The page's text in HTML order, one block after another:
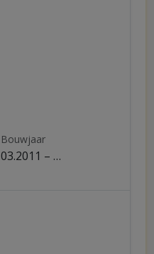
Bouwjaar
03.2011 – …